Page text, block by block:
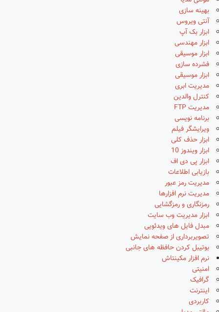
بهینه سازی
آنتی ویروس
ابزار بک آپ
ابزار مهندسی
ابزار موسیقی
فشرده سازی
ابزار موسیقی
مدیریت ابری
کنترل والدین
مدیریت FTP
برنامه نویسی
ویرایشگر فیلم
ابزار حذف کلی
ابزار ویندوز 10
ابزار پی دی اف
بازیابی اطلاعات
مدیریت رمز عبور
مدیریت نرم افزارها
رمزنگاری و رمزگشایی
ابزار مدیریت وب سایت
مبدل فایل های ویدئویی
تصویربرداری از صفحه نمایش
بوتیبل کردن حافظه های جانبی
نرم افزار مکینتاش
امنیتی
گرافیک
اینترنت
کاربردی